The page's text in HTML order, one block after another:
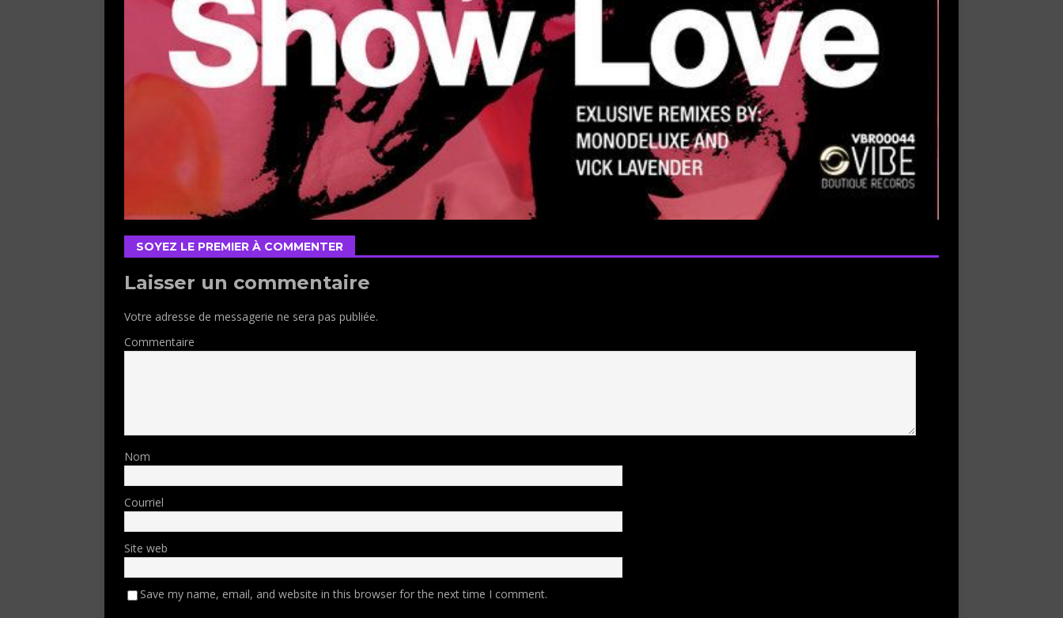
SOYEZ LE PREMIER À COMMENTER
Laisser un commentaire
Votre adresse de messagerie ne sera pas publiée.
Commentaire
Nom
Courriel
Site web
Save my name, email, and website in this browser for the next time I comment.